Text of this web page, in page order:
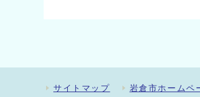
サイトマップ 岩倉市ホームペ